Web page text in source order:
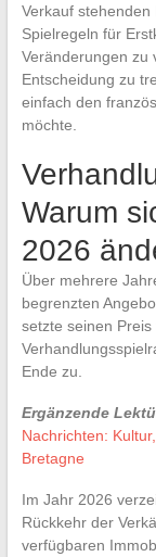
Verkauf
Spielregeln für
Veränderungen zu
Entscheidung zu
einfach den
möchte.
Warum
2026
Über mehrere
begrenzten
setzte seinen
Ende zu.
Ergänzende
Nachrichten:
Bretagne
Im Jahr 2026
Rückkehr der
verfügbaren